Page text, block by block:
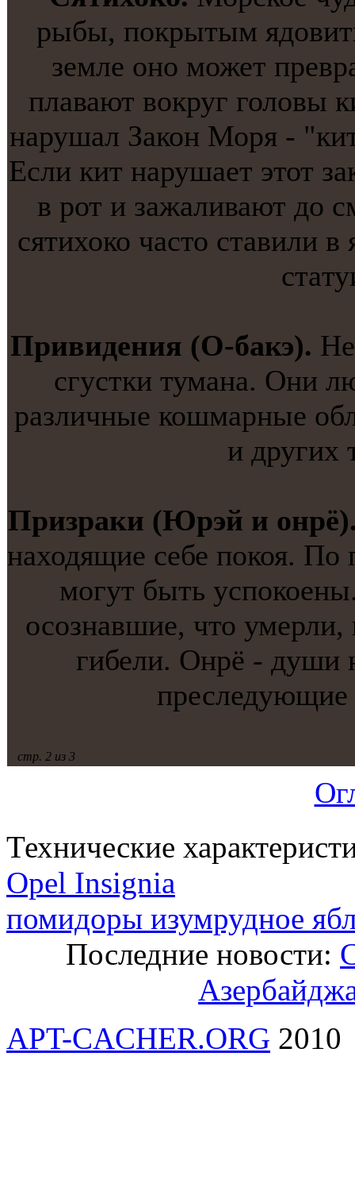
рыбы, покрытым
земле онo может
плавают вокруг головы
нарушал Закон Моря -
Если кит нарушает этот
в рот и зажаливают до
сятихоко часто стaвили
Привидения (О-бакэ).
сгустки тумана. Они
различные кошмарные
и других
Призраки (Юрэй и
находящие себе покоя. По
могут быть
осознавшие, что
гибели. Онрё - души
преследующие
стр. 2 из 3
Технические
Opel Insignia
помидоры изумрудное
Последние новости:
APT-CACHER.ORG 2010